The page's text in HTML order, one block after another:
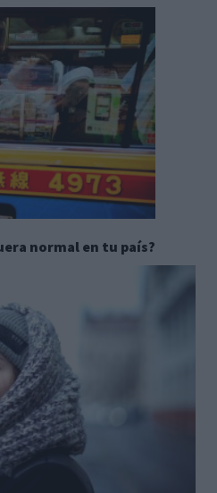
normal en tu país?